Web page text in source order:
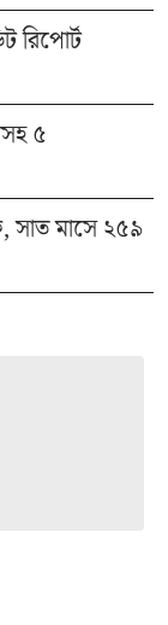
রিপোর্ট
৫
সাত মাসে ২৫৯